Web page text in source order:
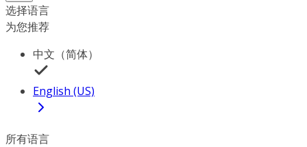
选择语言
为您推荐
中文（简体）
English (US)
所有语言